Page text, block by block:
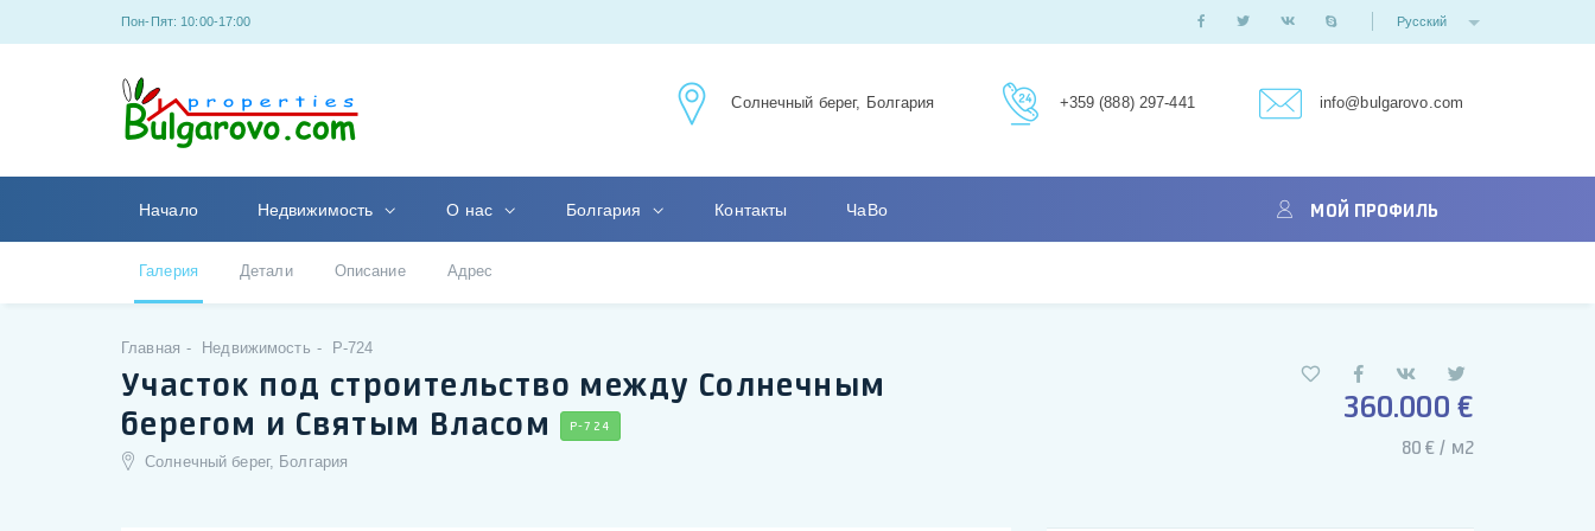
Пон-Пят: 10:00-17:00 Русский
Солнечный берег, Болгария +359 (888) 297-441 info@bulgarovo.com
Начало Недвижимость О нас Болгария Контакты ЧаВо МОЙ ПРОФИЛЬ
Галерия Детали Описание Адрес
Главная Недвижимость P-724
Участок под строительство между Солнечным
берегом и Святым Власом
P-724
Солнечный берег, Болгария
360.000 €
80 € / м2